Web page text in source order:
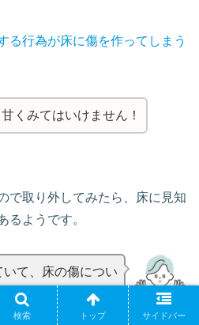
る行為が床に傷を作ってしまう
くみてはいけません！
で取り外してみたら、床に見知
ようです。
ゆうや
て、床の傷につい
検索 トップ サイドバー